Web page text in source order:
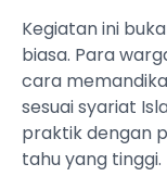
Kegiatan ini
biasa. Para
cara
sesuai syariat
praktik dengan
tahu yang tinggi.